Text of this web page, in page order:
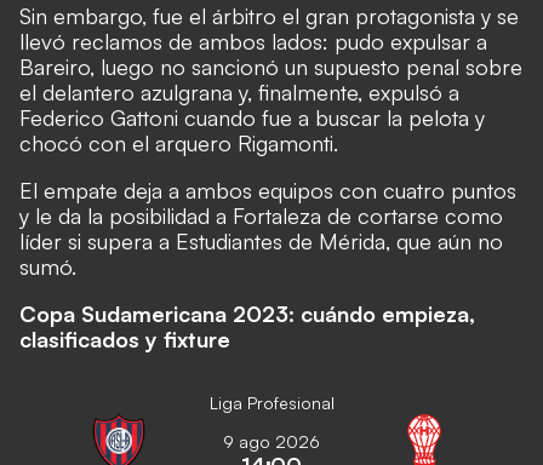
Sin embargo, fue el árbitro el gran protagonista y se
llevó reclamos de ambos lados: pudo expulsar a
Bareiro, luego no sancionó un supuesto penal sobre
el delantero azulgrana y, finalmente, expulsó a
Federico Gattoni cuando fue a buscar la pelota y
chocó con el arquero Rigamonti.
El empate deja a ambos equipos con cuatro puntos
y le da la posibilidad a Fortaleza de cortarse como
líder si supera a Estudiantes de Mérida, que aún no
sumó.
Copa Sudamericana 2023: cuándo empieza,
clasificados y fixture
Liga Profesional
9 ago 2026